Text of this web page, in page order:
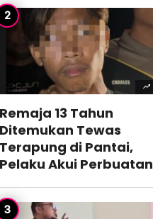
Remaja 13 Tahun
Ditemukan Tewas
Terapung di Pantai,
Pelaku Akui Perbuatan